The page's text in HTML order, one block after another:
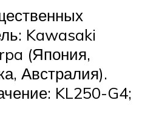
Kawasaki
(Япония,
Австралия).
KL250-G4;